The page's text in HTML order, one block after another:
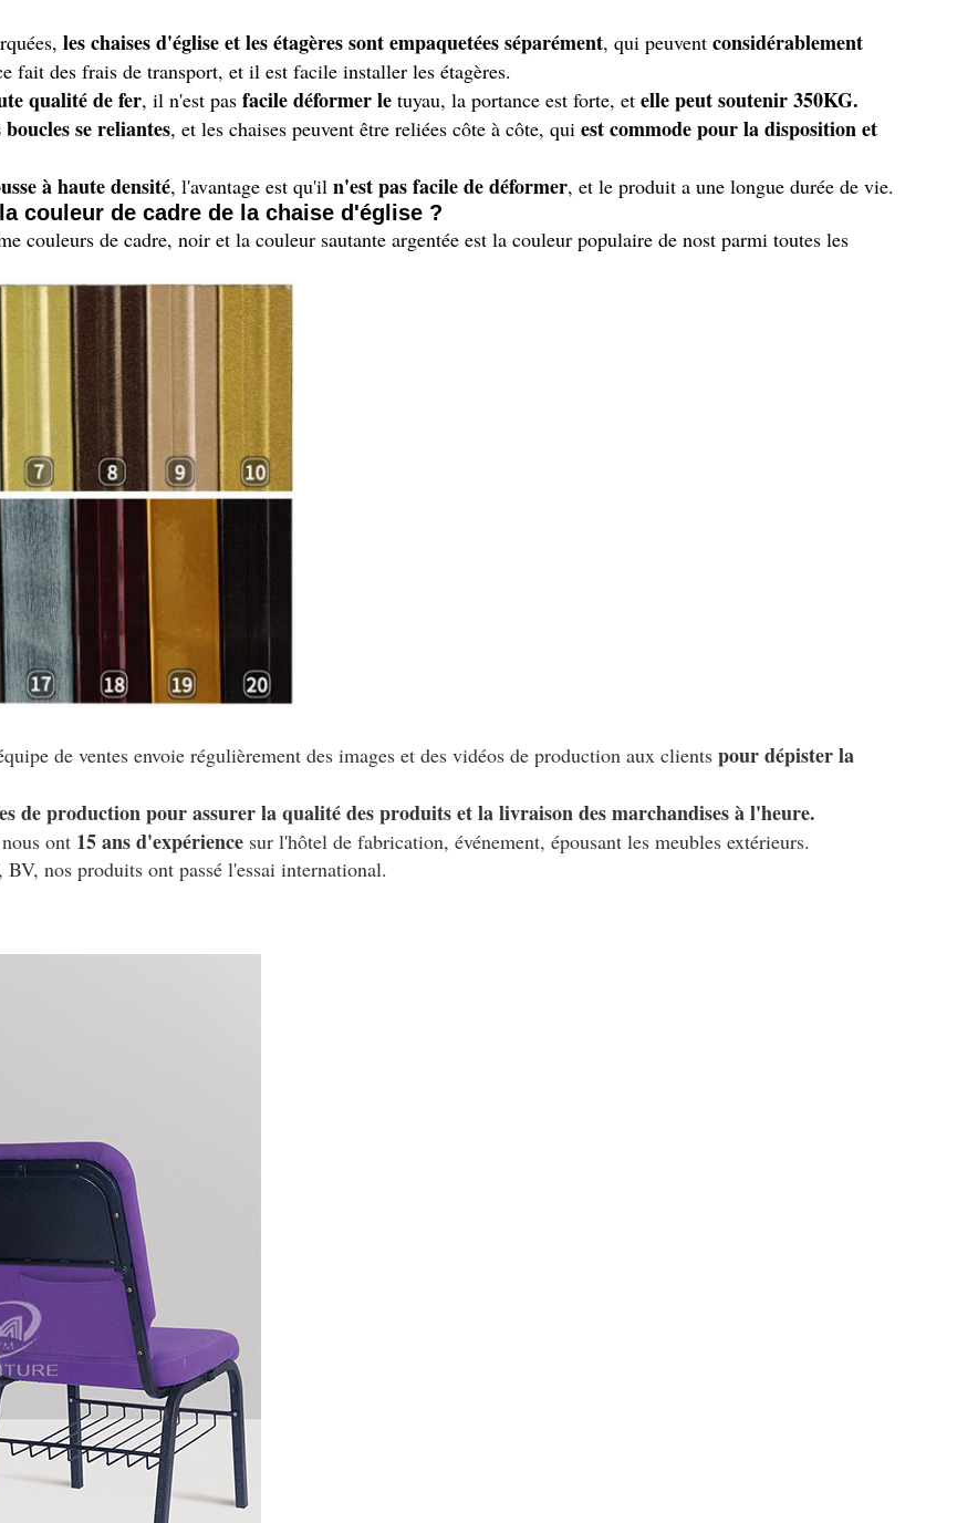
les chaises d'église et les étagères sont empaquetées séparément, qui peuvent considérablement
fait des frais de transport, et il est facile installer les étagères.
qualité de fer, il n'est pas facile déformer le tuyau, la portance est forte, et elle peut soutenir 350KG.
se reliantes, et les chaises peuvent être reliées côte à côte, qui est commode pour la disposition et
à haute densité, l'avantage est qu'il n'est pas facile de déformer, et le produit a une longue durée de vie.
couleur de cadre de la chaise d'église ?
couleurs de cadre, noir et la couleur sautante argentée est la couleur populaire de nost parmi toutes les
de ventes envoie régulièrement des images et des vidéos de production aux clients pour dépister la
de production pour assurer la qualité des produits et la livraison des marchandises à l'heure.
ont 15 ans d'expérience sur l'hôtel de fabrication, événement, épousant les meubles extérieurs.
nos produits ont passé l'essai international.